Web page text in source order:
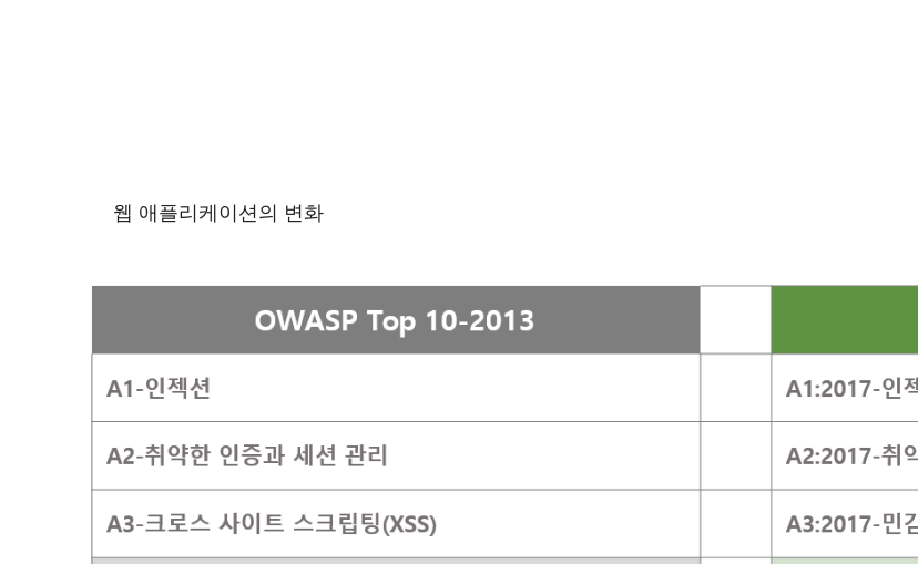
웹 애플리케이션의 변화